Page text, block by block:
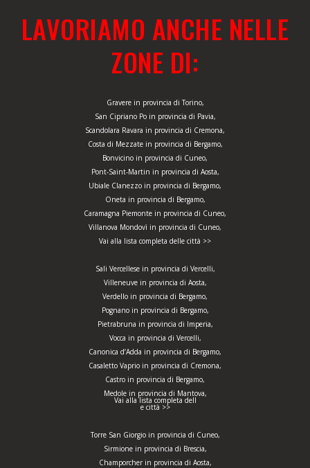
LAVORIAMO ANCHE NELLE
ZONE DI:
Gravere in provincia di Torino,
San Cipriano Po in provincia di Pavia,
Scandolara Ravara in provincia di Cremona,
Costa di Mezzate in provincia di Bergamo,
Bonvicino in provincia di Cuneo,
Pont-Saint-Martin in provincia di Aosta,
Ubiale Clanezzo in provincia di Bergamo,
Oneta in provincia di Bergamo,
Caramagna Piemonte in provincia di Cuneo,
Villanova Mondovì in provincia di Cuneo,
Vai alla lista completa delle città >>
Sali Vercellese in provincia di Vercelli,
Villeneuve in provincia di Aosta,
Verdello in provincia di Bergamo,
Pognano in provincia di Bergamo,
Pietrabruna in provincia di Imperia,
Vocca in provincia di Vercelli,
Canonica d’Adda in provincia di Bergamo,
Casaletto Vaprio in provincia di Cremona,
Castro in provincia di Bergamo,
Medole in provincia di Mantova,
Vai alla lista completa dell
e città >>
Torre San Giorgio in provincia di Cuneo,
Sirmione in provincia di Brescia,
Champorcher in provincia di Aosta,